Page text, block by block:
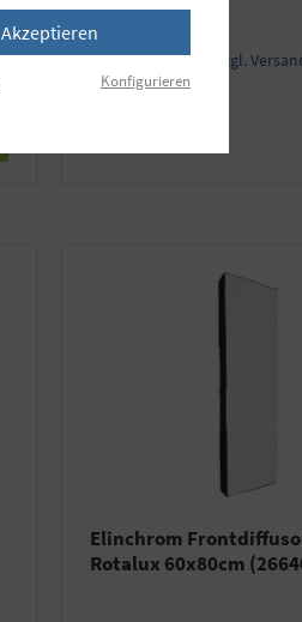
89,90 €
Preise inkl. MwSt. zzgl.
Elinchrom
Rotalux 60x80cm
Akzeptieren
Konfigurieren